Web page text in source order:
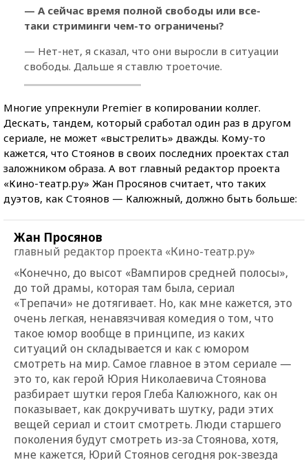
— А сейчас время полной свободы или все-
таки стриминги чем-то ограничены?
— Нет-нет, я сказал, что они выросли в ситуации
свободы. Дальше я ставлю троеточие.
Многие упрекнули Premier в копировании коллег.
Дескать, тандем, который сработал один раз в другом
сериале, не может «выстрелить» дважды. Кому-то
кажется, что Стоянов в своих последних проектах стал
заложником образа. А вот главный редактор проекта
«Кино-театр.ру» Жан Просянов считает, что таких
дуэтов, как Стоянов — Калюжный, должно быть больше:
Жан Просянов
главный редактор проекта «Кино-театр.ру»
«Конечно, до высот «Вампиров средней полосы»,
до той драмы, которая там была, сериал
«Трепачи» не дотягивает. Но, как мне кажется, это
очень легкая, ненавязчивая комедия о том, что
такое юмор вообще в принципе, из каких
ситуаций он складывается и как с юмором
смотреть на мир. Самое главное в этом сериале —
это то, как герой Юрия Николаевича Стоянова
разбирает шутки героя Глеба Калюжного, как он
показывает, как докручивать шутку, ради этих
вещей сериал и стоит смотреть. Люди старшего
поколения будут смотреть из-за Стоянова, хотя,
мне кажется, Юрий Стоянов сегодня рок-звезда